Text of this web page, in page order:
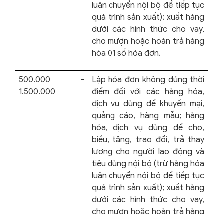
luân chuyển nội bộ để tiếp tục
quá trình sản xuất); xuất hàng
dưới các hình thức cho vay,
cho mượn hoặc hoàn trả hàng
hóa 01 số hóa đơn.
500.000 -
1.500.000
Lập hóa đơn không đúng thời
điểm đối với các hàng hóa,
dịch vụ dùng để khuyến mại,
quảng cáo, hàng mẫu; hàng
hóa, dịch vụ dùng để cho,
biếu, tặng, trao đổi, trả thay
lương cho người lao động và
tiêu dùng nội bộ (trừ hàng hóa
luân chuyển nội bộ để tiếp tục
quá trình sản xuất); xuất hàng
dưới các hình thức cho vay,
cho mượn hoặc hoàn trả hàng